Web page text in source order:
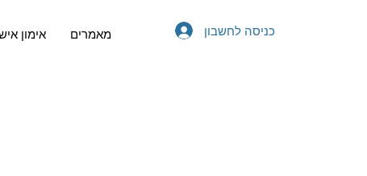
אימון מאמרים כניסה לחשבון